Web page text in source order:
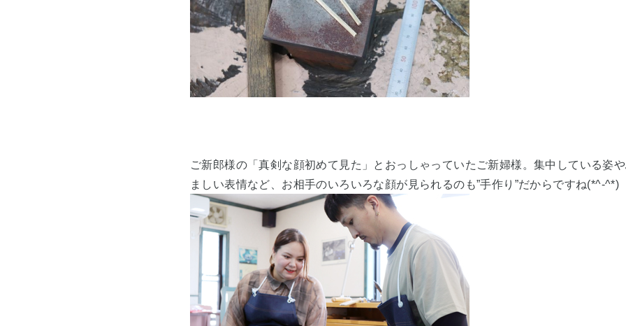
ご新郎様の「真剣な顔初めて見た」とおっしゃっていたご新婦様。集中している姿
ましい表情など、お相手のいろいろな顔が見られるのも”手作り”だからですね(*^-^*)